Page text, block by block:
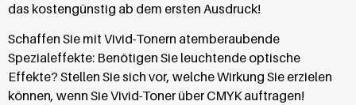
das kostengünstig ab dem ersten Ausdruck!
Schaffen Sie mit Vivid-Tonern atemberaubende
Spezialeffekte: Benötigen Sie leuchtende optische
Effekte? Stellen Sie sich vor, welche Wirkung Sie erzielen
können, wenn Sie Vivid-Toner über CMYK auftragen!